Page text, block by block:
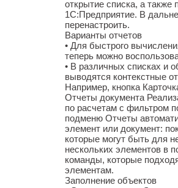
открытие списка, а также
1С:Предприятие. В
перенастроить.
Варианты отчетов
• Для быстрого
теперь можно
• В различных списках и
выводятся контекстные
Например, кнопка
Отчеты документа
по расчетам с фильтром
подменю Отчеты
элемент или документ:
которые могут быть для
нескольких элементов в
команды, которые
элементам.
Заполнение объектов